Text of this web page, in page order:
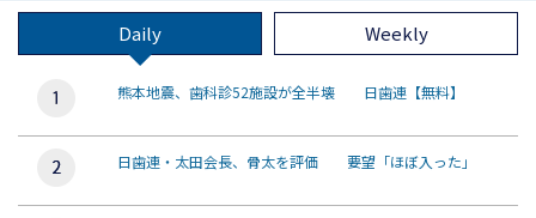
Daily Weekly
熊本地震、歯科診52施設が全半壊 日歯連【無料】
日歯連・太田会長、骨太を評価 要望「ほぼ入った」